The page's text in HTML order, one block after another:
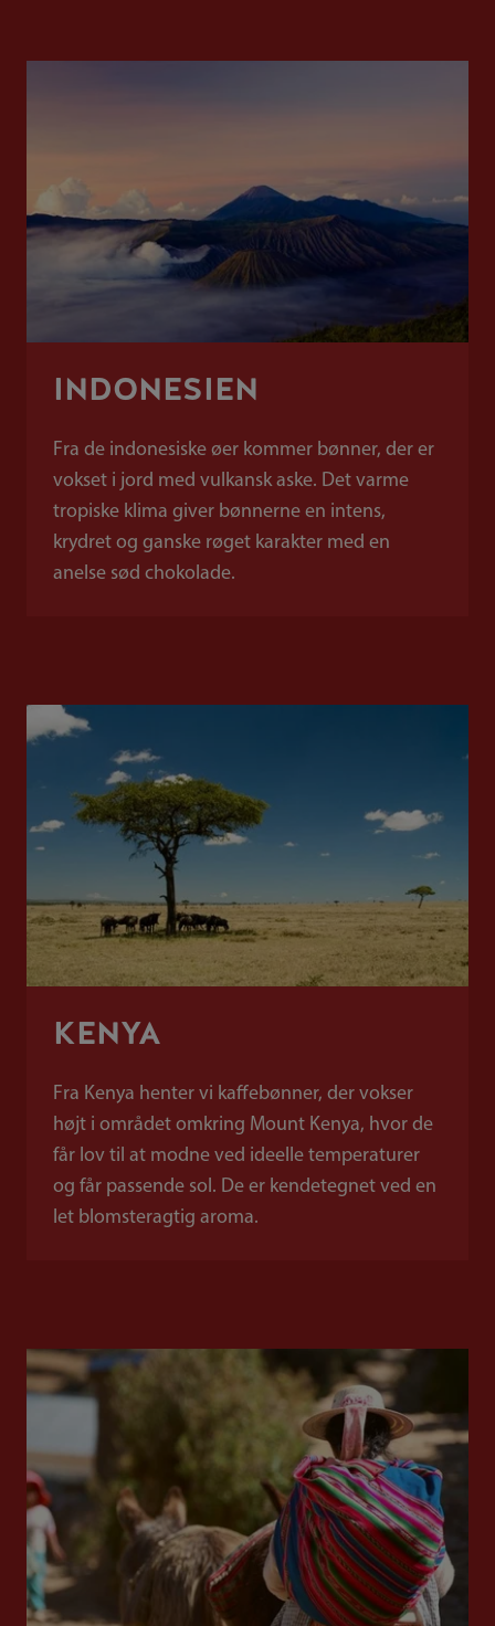
INDONESIEN
Fra de indonesiske øer kommer bønner, der er
vokset i jord med vulkansk aske. Det varme
tropiske klima giver bønnerne en intens,
krydret og ganske røget karakter med en
anelse sød chokolade.
KENYA
Fra Kenya henter vi kaffebønner, der vokser
højt i området omkring Mount Kenya, hvor de
får lov til at modne ved ideelle temperaturer
og får passende sol. De er kendetegnet ved en
let blomsteragtig aroma.